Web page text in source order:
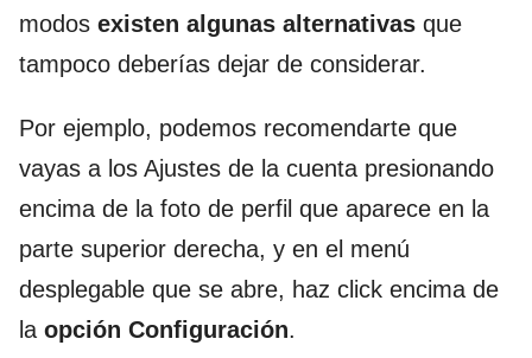
modos existen algunas alternativas que
tampoco deberías dejar de considerar.
Por ejemplo, podemos recomendarte que
vayas a los Ajustes de la cuenta presionando
encima de la foto de perfil que aparece en la
parte superior derecha, y en el menú
desplegable que se abre, haz click encima de
la opción Configuración.